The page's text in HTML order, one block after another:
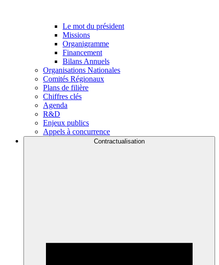
Le mot du président
Missions
Organigramme
Financement
Bilans Annuels
Organisations Nationales
Comités Régionaux
Plans de filière
Chiffres clés
Agenda
R&D
Enjeux publics
Appels à concurrence
Contractualisation